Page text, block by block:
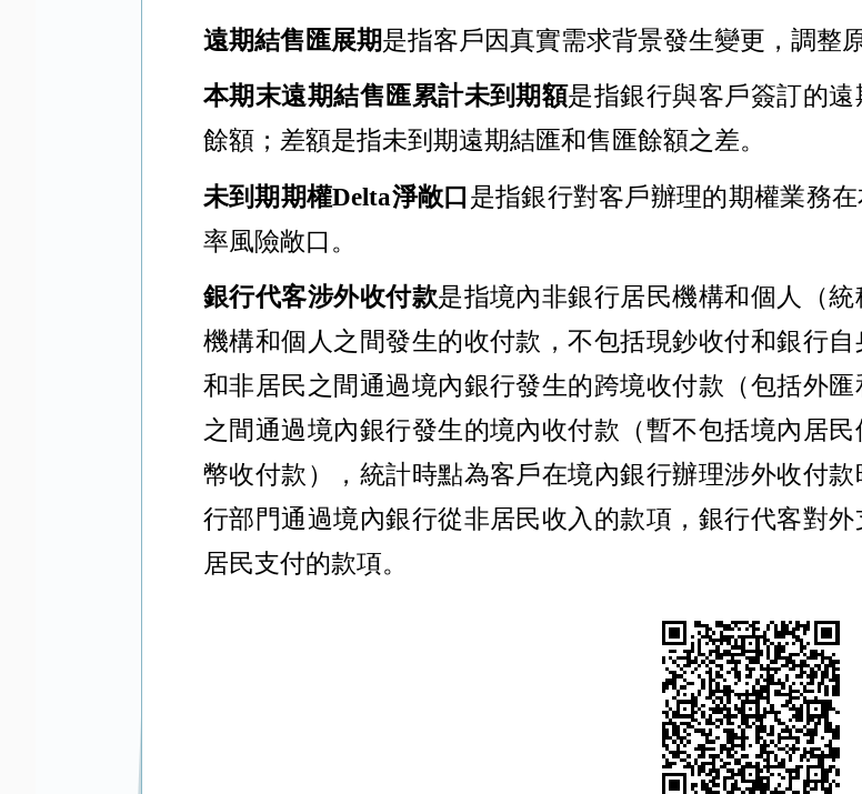
遠期結售匯展期是指客戶因真實需求背景發生變更，調整
本期末遠期結售匯累計未到期額是指銀行與客戶簽訂的
餘額；差額是指未到期遠期結匯和售匯餘額之差。
未到期期權Delta淨敞口 是指銀行對客戶辦理的期權業務
率風險敞口。
銀行代客涉外收付款是指境內非銀行居民機構和個人（
機構和個人之間發生的收付款，不包括現鈔收付和銀行
和非居民之間通過境內銀行發生的跨境收付款（包括外
之間通過境內銀行發生的境內收付款（暫不包括境內居
幣收付款），統計時點為客戶在境內銀行辦理涉外收付
行部門通過境內銀行從非居民收入的款項，銀行代客對
居民支付的款項。